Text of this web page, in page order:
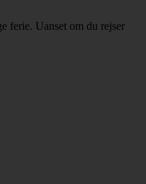
ferie. Uanset om du rejser